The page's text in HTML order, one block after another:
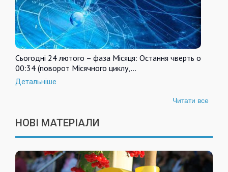
Сьогодні 24 лютого – фаза Місяця: Остання чверть о
00:34 (поворот Місячного циклу,…
Детальніше
Читати все
НОВІ МАТЕРІАЛИ